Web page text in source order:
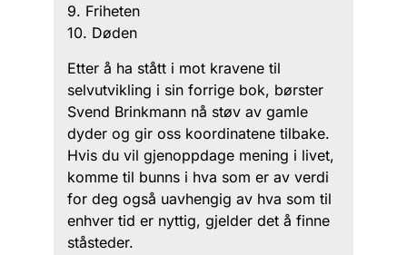
9. Friheten
10. Døden
Etter å ha stått i mot kravene til
selvutvikling i sin forrige bok, børster
Svend Brinkmann nå støv av gamle
dyder og gir oss koordinatene tilbake.
Hvis du vil gjenoppdage mening i livet,
komme til bunns i hva som er av verdi
for deg også uavhengig av hva som til
enhver tid er nyttig, gjelder det å finne
ståsteder.